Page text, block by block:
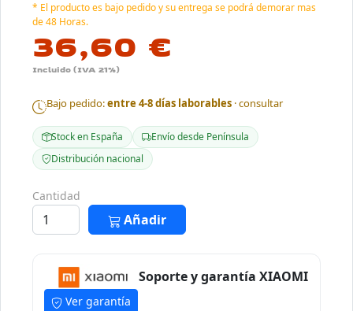
* El producto es bajo pedido y su entrega se podrá demorar mas
de 48 Horas.
36,60 €
Incluido (IVA 21%)
Bajo pedido:entre 4-8 días laborables · consultar
Stock en España
Envío desde Península
Distribución nacional
Cantidad
Añadir
Soporte y garantía XIAOMI
Ver garantía